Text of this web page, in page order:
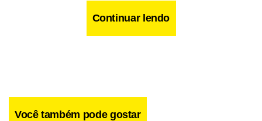
Continuar lendo
Você também pode gostar